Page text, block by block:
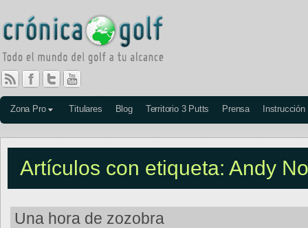
Zona Pro Titulares Blog Territorio 3 Putts Prensa Instrucción
Artículos con etiqueta: Andy
Una hora de zozobra